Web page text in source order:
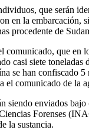
que serán
en la embarcación,
procedente de
que en
casi siete toneladas
se han confiscado
el comunicado de la
siendo enviados bajo
Forenses
la sustancia.